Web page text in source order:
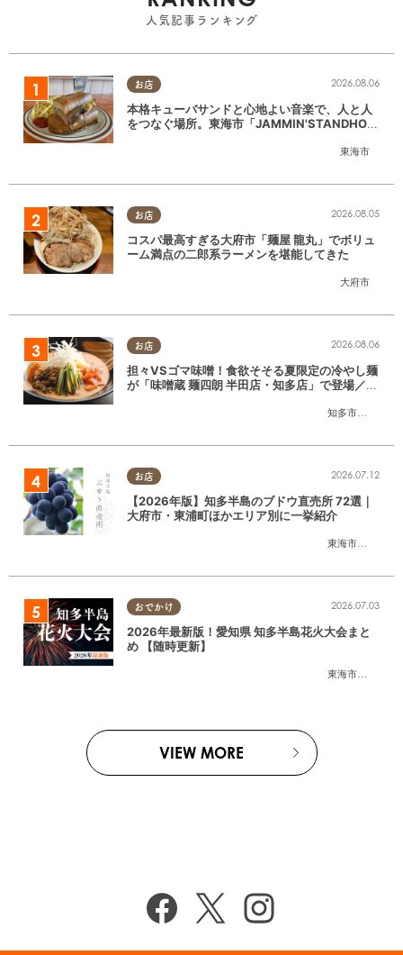
人気記事ランキング
お店
東海市
2026.08.06
本格キューバサンドと心地よい音楽で、人と人
をつなぐ場所。東海市「JAMMIN'STANDHOU
お店
大府市
2026.08.05
コスパ最高すぎる大府市「麺屋 龍丸」でボリュ
ーム満点の二郎系ラーメンを堪能してきた
お店
知多市半田市
2026.08.06
担々VSゴマ味噌！食欲そそる夏限定の冷やし麺
が「味噌蔵 麺四朗 半田店・知多店」で登場／ち
お店
東海市大府市
2026.07.12
【2026年版】知多半島のブドウ直売所 72選｜
大府市・東浦町ほかエリア別に一挙紹介
おでかけ
東海市大府市
2026.07.03
2026年最新版！愛知県 知多半島花火大会まと
め 【随時更新】
VIEW MORE